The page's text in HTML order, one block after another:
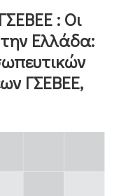
: Οι
Ελλάδα:
ΓΣΕΒΕΕ,